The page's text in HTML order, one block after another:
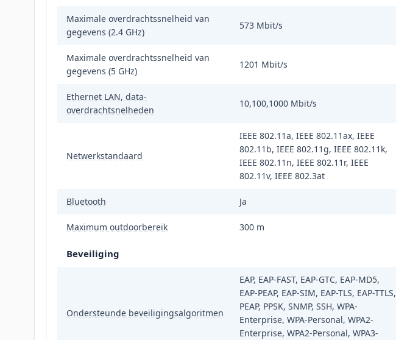
Maximale overdrachtssnelheid van
gegevens (2.4 GHz)
573 Mbit/s
Maximale overdrachtssnelheid van
gegevens (5 GHz)
1201 Mbit/s
Ethernet LAN, data-
overdrachtsnelheden
10,100,1000 Mbit/s
Netwerkstandaard
IEEE 802.11a, IEEE 802.11ax, IEEE
802.11b, IEEE 802.11g, IEEE 802.11k,
IEEE 802.11n, IEEE 802.11r, IEEE
802.11v, IEEE 802.3at
Bluetooth Ja
Maximum outdoorbereik 300 m
Beveiliging
Ondersteunde beveiligingsalgoritmen
EAP, EAP-FAST, EAP-GTC, EAP-MD5,
EAP-PEAP, EAP-SIM, EAP-TLS, EAP-TTLS,
PEAP, PPSK, SNMP, SSH, WPA-
Enterprise, WPA-Personal, WPA2-
Enterprise, WPA2-Personal, WPA3-